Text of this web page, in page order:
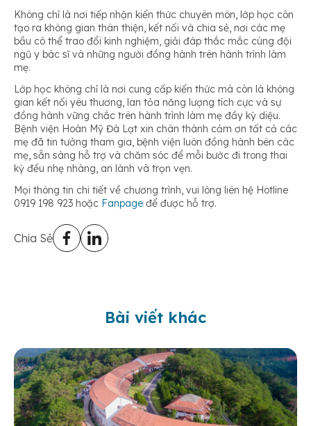
Không chỉ là nơi tiếp nhận kiến thức chuyên môn, lớp học còn
tạo ra không gian thân thiện, kết nối và chia sẻ, nơi các mẹ
bầu có thể trao đổi kinh nghiệm, giải đáp thắc mắc cùng đội
ngũ y bác sĩ và những người đồng hành trên hành trình làm
mẹ.
Lớp học không chỉ là nơi cung cấp kiến thức mà còn là không
gian kết nối yêu thương, lan tỏa năng lượng tích cực và sự
đồng hành vững chắc trên hành trình làm mẹ đầy kỳ diệu.
Bệnh viện Hoàn Mỹ Đà Lạt xin chân thành cảm ơn tất cả các
mẹ đã tin tưởng tham gia, bệnh viện luôn đồng hành bên các
mẹ, sẵn sàng hỗ trợ và chăm sóc để mỗi bước đi trong thai
kỳ đều nhẹ nhàng, an lành và trọn vẹn.
Mọi thông tin chi tiết về chương trình, vui lòng liên hệ Hotline
0919 198 923 hoặc Fanpage để được hỗ trợ.
Chia Sẻ
Bài viết khác